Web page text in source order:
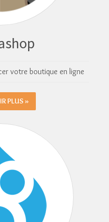
votre boutique en ligne
PLUS »